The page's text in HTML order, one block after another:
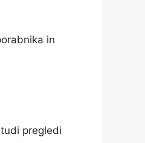
in
pregledi